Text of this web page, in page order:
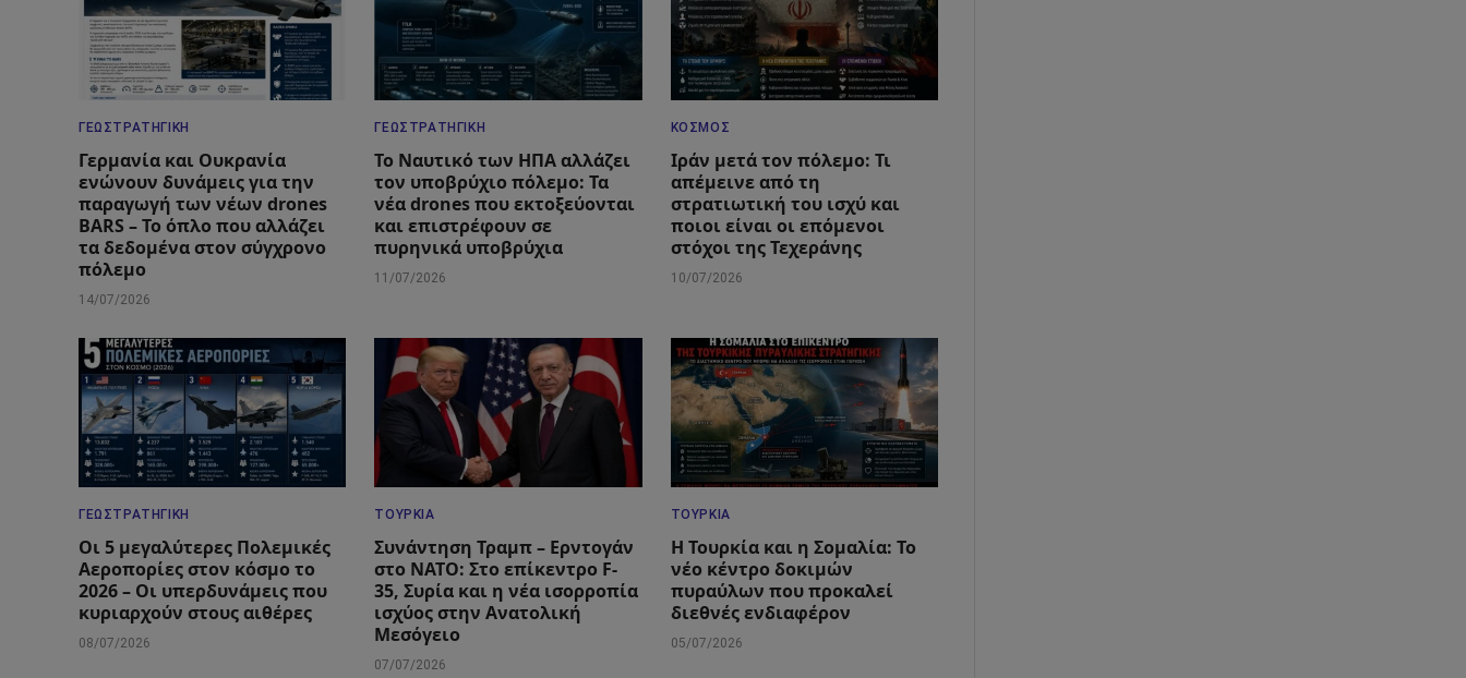
ΓΕΩΣΤΡΑΤΗΓΙΚΉ
Γερμανία και Ουκρανία
ενώνουν δυνάμεις για την
παραγωγή των νέων drones
BARS – Το όπλο που αλλάζει
τα δεδομένα στον σύγχρονο
πόλεμο
14/07/2026
ΓΕΩΣΤΡΑΤΗΓΙΚΉ
Το Ναυτικό των ΗΠΑ αλλάζει
τον υποβρύχιο πόλεμο: Τα
νέα drones που εκτοξεύονται
και επιστρέφουν σε
πυρηνικά υποβρύχια
11/07/2026
ΚΌΣΜΟΣ
Ιράν μετά τον πόλεμο: Τι
απέμεινε από τη
στρατιωτική του ισχύ και
ποιοι είναι οι επόμενοι
στόχοι της Τεχεράνης
10/07/2026
ΓΕΩΣΤΡΑΤΗΓΙΚΉ
Οι 5 μεγαλύτερες Πολεμικές
Αεροπορίες στον κόσμο το
2026 – Οι υπερδυνάμεις που
κυριαρχούν στους αιθέρες
08/07/2026
ΤΟΥΡΚΊΑ
Συνάντηση Τραμπ – Ερντογάν
στο ΝΑΤΟ: Στο επίκεντρο F-
35, Συρία και η νέα ισορροπία
ισχύος στην Ανατολική
Μεσόγειο
07/07/2026
ΤΟΥΡΚΊΑ
Η Τουρκία και η Σομαλία: Το
νέο κέντρο δοκιμών
πυραύλων που προκαλεί
διεθνές ενδιαφέρον
05/07/2026